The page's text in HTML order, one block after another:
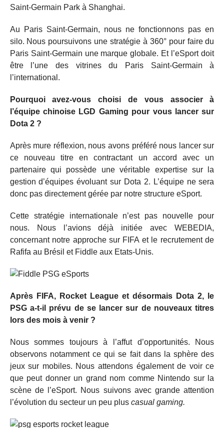
Saint-Germain Park à Shanghai.
Au Paris Saint-Germain, nous ne fonctionnons pas en
silo. Nous poursuivons une stratégie à 360° pour faire du
Paris Saint-Germain une marque globale. Et l’eSport doit
être l’une des vitrines du Paris Saint-Germain à
l’international.
Pourquoi avez-vous choisi de vous associer à
l’équipe chinoise LGD Gaming pour vous lancer sur
Dota 2 ?
Après mure réflexion, nous avons préféré nous lancer sur
ce nouveau titre en contractant un accord avec un
partenaire qui possède une véritable expertise sur la
gestion d’équipes évoluant sur Dota 2. L’équipe ne sera
donc pas directement gérée par notre structure eSport.
Cette stratégie internationale n’est pas nouvelle pour
nous. Nous l’avions déjà initiée avec WEBEDIA,
concernant notre approche sur FIFA et le recrutement de
Rafifa au Brésil et Fiddle aux Etats-Unis.
Après FIFA, Rocket League et désormais Dota 2, le
PSG a-t-il prévu de se lancer sur de nouveaux titres
lors des mois à venir ?
Nous sommes toujours à l’affut d’opportunités. Nous
observons notamment ce qui se fait dans la sphère des
jeux sur mobiles. Nous attendons également de voir ce
que peut donner un grand nom comme Nintendo sur la
scène de l’eSport. Nous suivons avec grande attention
l’évolution du secteur un peu plus casual gaming.